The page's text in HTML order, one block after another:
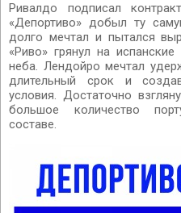
Ривалдо подписал
«Депортиво» добыл ту
долго мечтал и пытался
«Риво» грянул на
неба. Лендойро мечтал
длительный срок и
условия. Достаточно
большое количество
составе.